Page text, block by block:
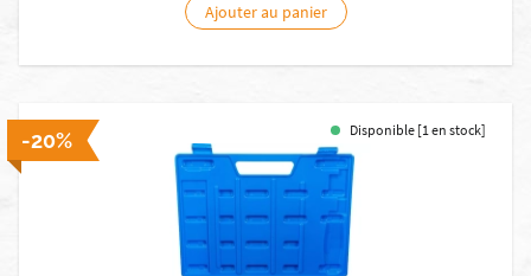
Ajouter au panier
-20% Disponible [1 en stock]